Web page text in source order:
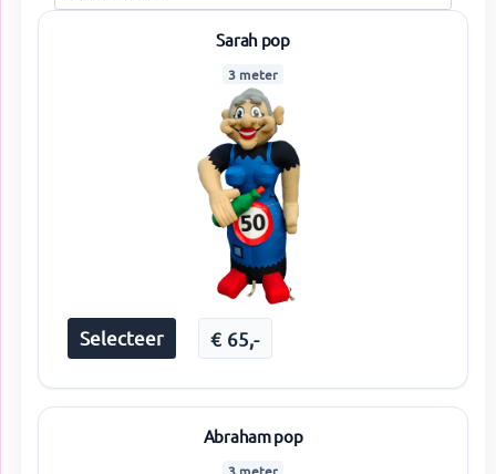
Sarah pop
3 meter
Selecteer € 65,-
Abraham pop